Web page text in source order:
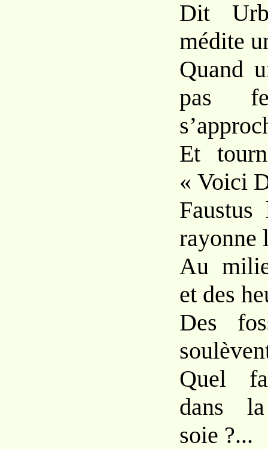
Dit
médite
Quand
pas
Et
« Voici
rayonne
Au
et des
Des
Quel
dans
soie ?...